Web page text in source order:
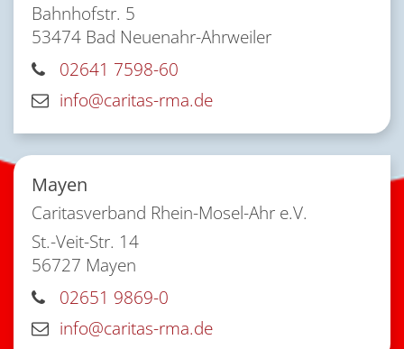
Bahnhofstr. 5
53474 Bad Neuenahr-Ahrweiler
02641 7598-60
info@caritas-rma.de
Mayen
Caritasverband Rhein-Mosel-Ahr e.V.
St.-Veit-Str. 14
56727 Mayen
02651 9869-0
info@caritas-rma.de